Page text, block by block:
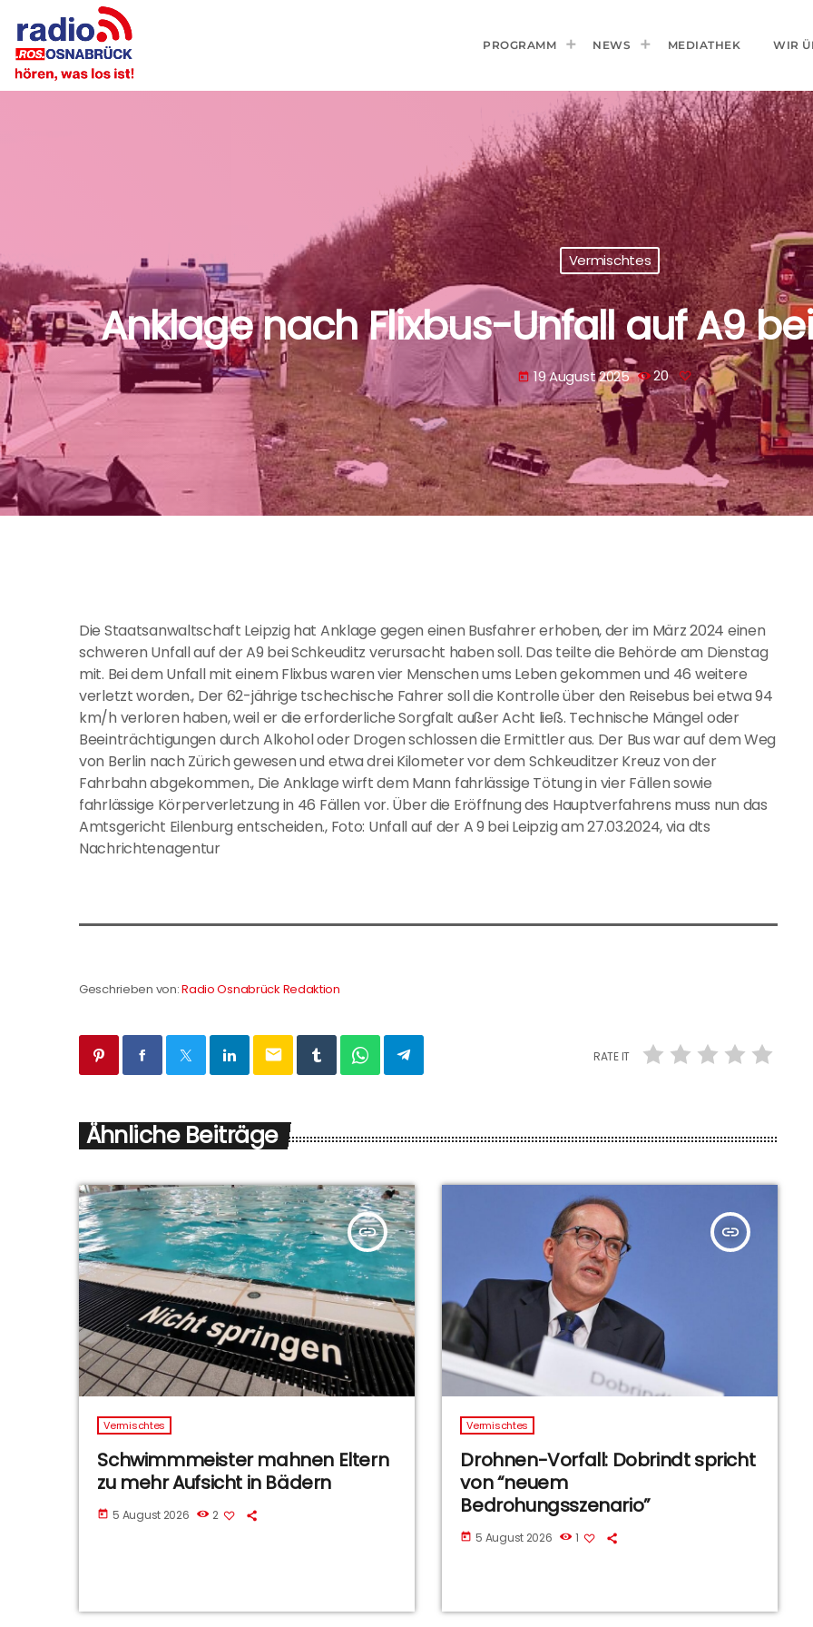
PROGRAMM NEWS MEDIATHEK WIR
Vermischtes
Anklage nach Flixbus-Unfall auf A9
today 19 August 2025 20
Die Staatsanwaltschaft Leipzig hat Anklage gegen einen Busfahrer erhoben, der im März 2024 einen
schweren Unfall auf der A9 bei Schkeuditz verursacht haben soll. Das teilte die Behörde am Dienstag
mit. Bei dem Unfall mit einem Flixbus waren vier Menschen ums Leben gekommen und 46 weitere
verletzt worden., Der 62-jährige tschechische Fahrer soll die Kontrolle über den Reisebus bei etwa 94
km/h verloren haben, weil er die erforderliche Sorgfalt außer Acht ließ. Technische Mängel oder
Beeinträchtigungen durch Alkohol oder Drogen schlossen die Ermittler aus. Der Bus war auf dem Weg
von Berlin nach Zürich gewesen und etwa drei Kilometer vor dem Schkeuditzer Kreuz von der
Fahrbahn abgekommen., Die Anklage wirft dem Mann fahrlässige Tötung in vier Fällen sowie
fahrlässige Körperverletzung in 46 Fällen vor. Über die Eröffnung des Hauptverfahrens muss nun das
Amtsgericht Eilenburg entscheiden., Foto: Unfall auf der A 9 bei Leipzig am 27.03.2024, via dts
Nachrichtenagentur
Geschrieben von:Radio Osnabrück Redaktion
email RATE IT
Ähnliche Beiträge
insert_link
Vermischtes
Schwimmmeister mahnen Eltern
zu mehr Aufsicht in Bädern
today 5 August 2026 2
insert_link
Vermischtes
Drohnen-Vorfall: Dobrindt spricht
von “neuem
Bedrohungsszenario”
today 5 August 2026 1